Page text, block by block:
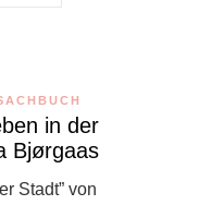
in der
Bjørgaas
Stadt” von